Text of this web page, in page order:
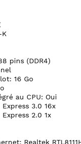
K
pins (DDR4)
16 Go
au CPU: Oui
3.0 16x
2.0 1x
Realtek